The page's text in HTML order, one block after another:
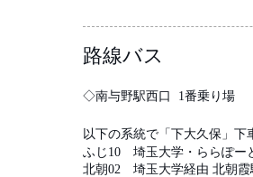
​路線バス
◇南与野駅西口 1番乗り場
以下の系統で「下大久保」下
ふじ10 埼玉大学・ららぽー
北朝02 埼玉大学経由 北朝霞